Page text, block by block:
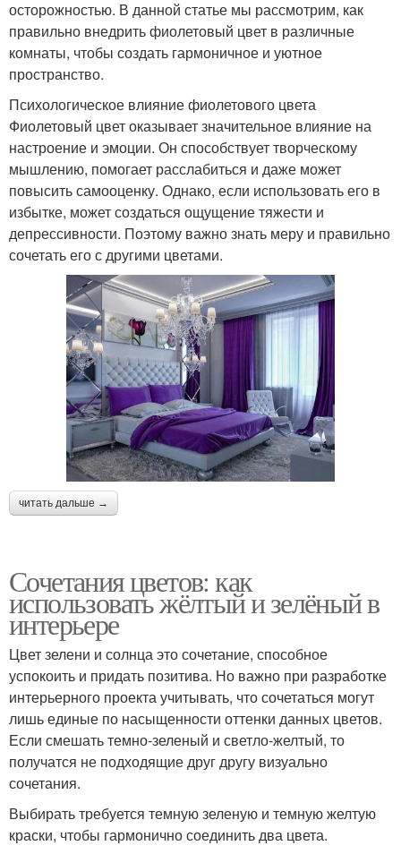
осторожностью. В данной статье мы рассмотрим, как
правильно внедрить фиолетовый цвет в различные
комнаты, чтобы создать гармоничное и уютное
пространство.
Психологическое влияние фиолетового цвета
Фиолетовый цвет оказывает значительное влияние на
настроение и эмоции. Он способствует творческому
мышлению, помогает расслабиться и даже может
повысить самооценку. Однако, если использовать его в
избытке, может создаться ощущение тяжести и
депрессивности. Поэтому важно знать меру и правильно
сочетать его с другими цветами.
читать дальше →
Сочетания цветов: как
использовать жёлтый и зелёный в
интерьере
Цвет зелени и солнца это сочетание, способное
успокоить и придать позитива. Но важно при разработке
интерьерного проекта учитывать, что сочетаться могут
лишь единые по насыщенности оттенки данных цветов.
Если смешать темно-зеленый и светло-желтый, то
получатся не подходящие друг другу визуально
сочетания.
Выбирать требуется темную зеленую и темную желтую
краски, чтобы гармонично соединить два цвета.